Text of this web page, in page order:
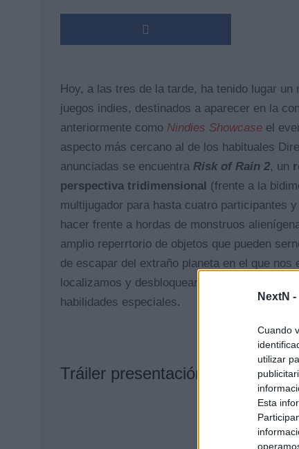
NextN -
Cuando
utilizar
Esta
Hoy, a las tres de la tarde, ha tenido lugar
juegos indies, destinados a aparecer en la
anteriormente como Nindies Showcase el
aspecto más cercano al de los habituales
anunciadas se encuentra Risk of Rain 2, un
perspectiva tridimensional (frente a la
multijugador para hasta cuatro participantes
hacer frente a hordas de monstruos
amplio reperrtorio de objetos que pueden
de escapar del extraño planeta en el que
localizamos y desbloqueamos otros
habilidades especiales.
Tráiler presentación Risk of